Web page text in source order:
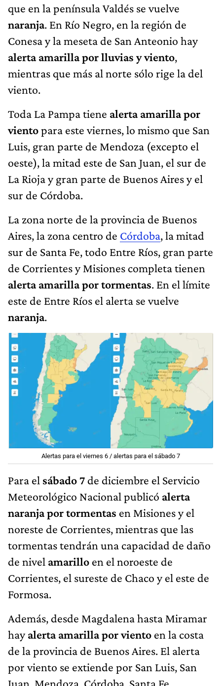
que en la península Valdés se vuelve
naranja. En Río Negro, en la región de
Conesa y la meseta de San Anteonio hay
alerta amarilla por lluvias y viento,
mientras que más al norte sólo rige la del
viento.
Toda La Pampa tiene alerta amarilla por
vientopara este viernes, lo mismo que San
Luis, gran parte de Mendoza (excepto el
oeste), la mitad este de San Juan, el sur de
La Rioja y gran parte de Buenos Aires y el
sur de Córdoba.
La zona norte de la provincia de Buenos
Aires, la zona centro de Córdoba, la mitad
sur de Santa Fe, todo Entre Ríos, gran parte
de Corrientes y Misiones completa tienen
alerta amarilla por tormentas. En el límite
este de Entre Ríos el alerta se vuelve
naranja.
Alertas para el viernes 6 / alertas para el sábado 7
Para el sábado 7 de diciembre el Servicio
Meteorológico Nacional publicó alerta
naranja por tormentas en Misiones y el
noreste de Corrientes, mientras que las
tormentas tendrán una capacidad de daño
de nivel amarillo en el noroeste de
Corrientes, el sureste de Chaco y el este de
Formosa.
Además, desde Magdalena hasta Miramar
hayalerta amarilla por viento en la costa
de la provincia de Buenos Aires. El alerta
por viento se extiende por San Luis, San
Juan, Mendoza, Córdoba, Santa Fe,